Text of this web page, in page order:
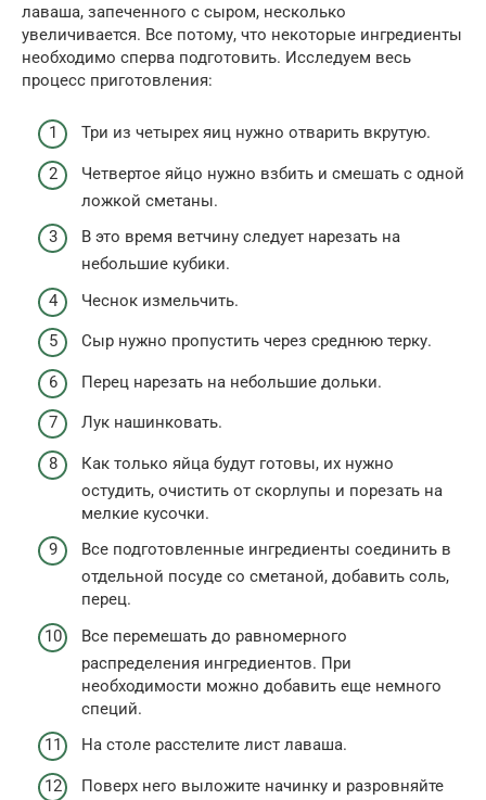
лаваша, запеченного с сыром, несколько
увеличивается. Все потому, что некоторые ингредиенты
необходимо сперва подготовить. Исследуем весь
процесс приготовления:
Три из четырех яиц нужно отварить вкрутую.
Четвертое яйцо нужно взбить и смешать с одной
ложкой сметаны.
В это время ветчину следует нарезать на
небольшие кубики.
Чеснок измельчить.
Сыр нужно пропустить через среднюю терку.
Перец нарезать на небольшие дольки.
Лук нашинковать.
Как только яйца будут готовы, их нужно
остудить, очистить от скорлупы и порезать на
мелкие кусочки.
Все подготовленные ингредиенты соединить в
отдельной посуде со сметаной, добавить соль,
перец.
Все перемешать до равномерного
распределения ингредиентов. При
необходимости можно добавить еще немного
специй.
На столе расстелите лист лаваша.
Поверх него выложите начинку и разровняйте